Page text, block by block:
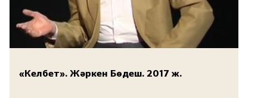
«Келбет». Жәркен Бөдеш. 2017 ж.